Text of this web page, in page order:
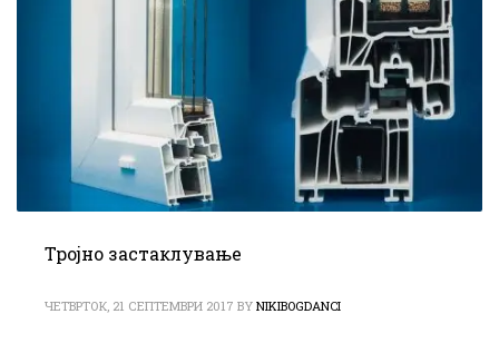
Тројно застаклување
ЧЕТВРТОК, 21 СЕПТЕМВРИ 2017 BY NIKIBOGDANCI